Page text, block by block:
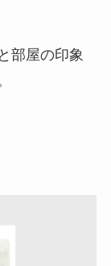
部屋の印象